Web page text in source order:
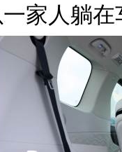
家人躺